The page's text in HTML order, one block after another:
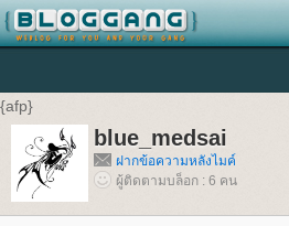
{afp}
blue_medsai
ฝากข้อความหลังไมค์
ผู้ติดตามบล็อก : 6 คน